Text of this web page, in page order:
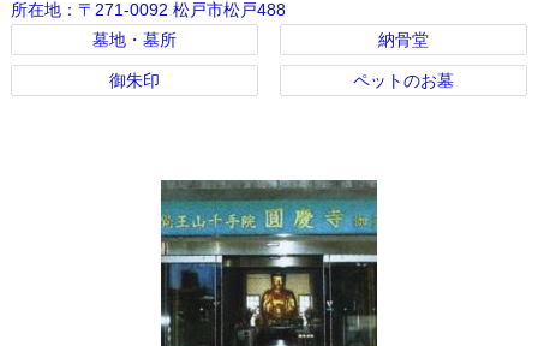
所在地：〒271-0092 松戸市松戸488
墓地・墓所
納骨堂
御朱印 ペットのお墓